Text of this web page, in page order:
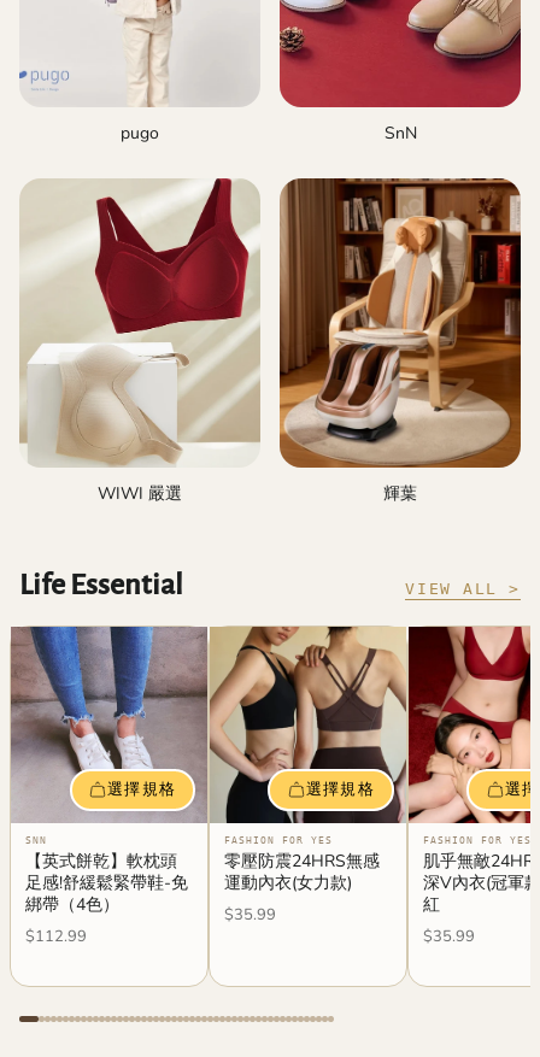
pugo SnN
WIWI 嚴選 輝葉
Life Essential VIEW ALL >
選擇規格
SNN
【英式餅乾】軟枕頭
足感!舒緩鬆緊帶鞋-免
綁帶（4色）
$112.99
選擇規格
FASHION FOR YES
零壓防震24HRS無感
運動內衣(女力款)
$35.99
選
FASHION FOR YES
肌乎無敵
深V內衣(冠軍
紅
$35.99